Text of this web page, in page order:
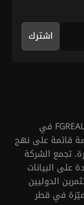
اشترك
تأسست شركة FGREALTY (Find Great Realty W.L.L.) في
قائمة على نهج
تجمع الشركة
على البيانات
الدوليين
في قطر